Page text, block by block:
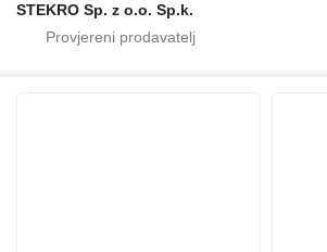
STEKRO Sp. z o.o. Sp.k.